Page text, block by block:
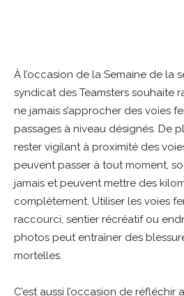
À l’occasion de la Semaine de la
syndicat des Teamsters souhaite
ne jamais s’approcher des voies
passages à niveau désignés. De
rester vigilant à proximité des
peuvent passer à tout moment,
jamais et peuvent mettre des
complètement. Utiliser les voies
raccourci, sentier récréatif ou
photos peut entraîner des
mortelles.
C’est aussi l’occasion de réfléchir